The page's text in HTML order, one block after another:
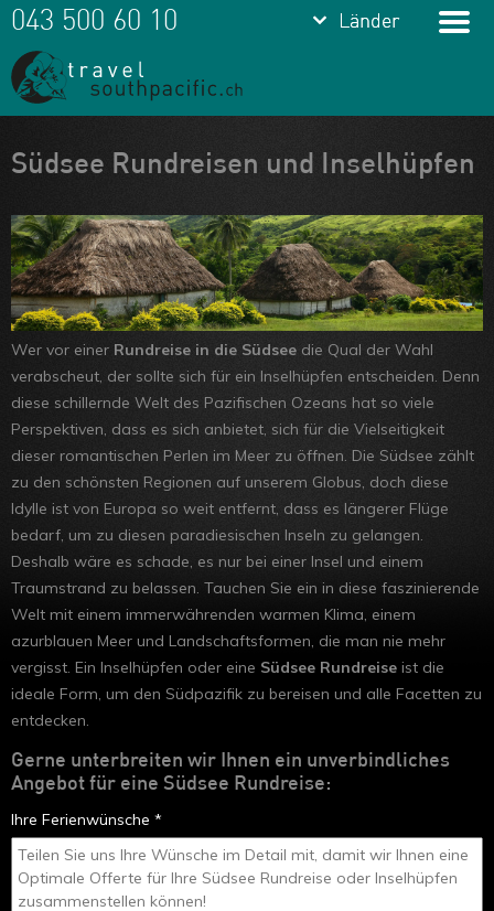
Meine Favoriten
Über uns
Feedbacks
Kontakt
ARVB
keyboard_arrow_down Länder
Cook Islands
Samoa
Tonga
Vanuatu
Neukaledonien
keyboard_arrow_down Länder
043 500 60 10
Südsee Rundreisen und Inselhüpfen
Wer vor einer Rundreise in die Südsee die Qual der Wahl
verabscheut, der sollte sich für ein Inselhüpfen entscheiden. Denn
diese schillernde Welt des Pazifischen Ozeans hat so viele
Perspektiven, dass es sich anbietet, sich für die Vielseitigkeit
dieser romantischen Perlen im Meer zu öffnen. Die Südsee zählt
zu den schönsten Regionen auf unserem Globus, doch diese
Idylle ist von Europa so weit entfernt, dass es längerer Flüge
bedarf, um zu diesen paradiesischen Inseln zu gelangen.
Deshalb wäre es schade, es nur bei einer Insel und einem
Traumstrand zu belassen. Tauchen Sie ein in diese faszinierende
Welt mit einem immerwährenden warmen Klima, einem
azurblauen Meer und Landschaftsformen, die man nie mehr
vergisst. Ein Inselhüpfen oder eine Südsee Rundreise ist die
ideale Form, um den Südpazifik zu bereisen und alle Facetten zu
entdecken.
Gerne unterbreiten wir Ihnen ein unverbindliches
Angebot für eine Südsee Rundreise:
Ihre Ferienwünsche *